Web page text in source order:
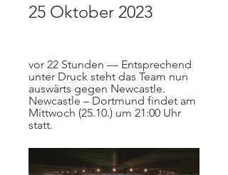
25 Oktober 2023
vor 22 Stunden — Entsprechend
unter Druck steht das Team nun
auswärts gegen Newcastle.
Newcastle – Dortmund findet am
Mittwoch (25.10.) um 21:00 Uhr
statt.